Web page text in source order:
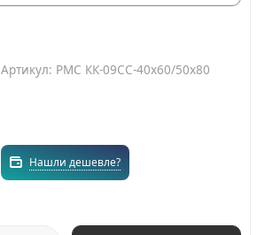
Артикул: РМС КК-09СС-40х60/50х80
Нашли дешевле?